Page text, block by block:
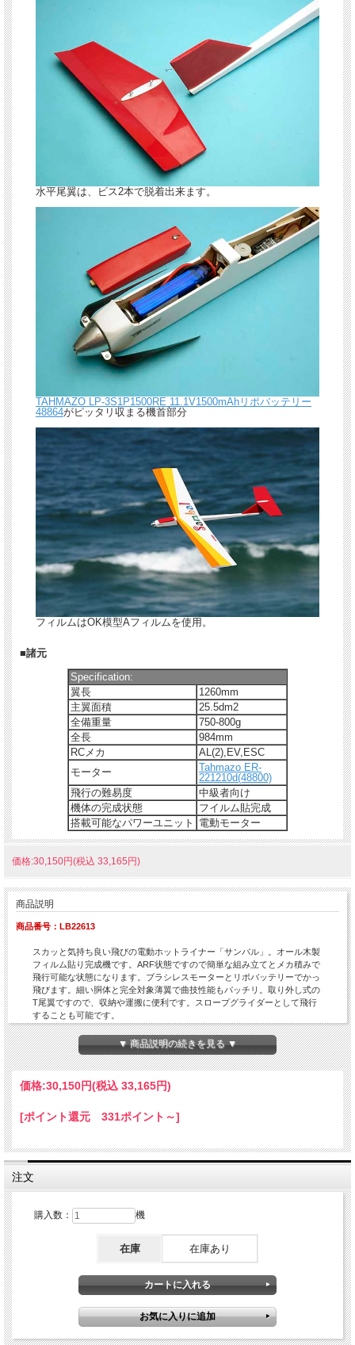
水平尾翼は、ビス2本で脱着出来ます。
TAHMAZO LP-3S1P1500RE 11.1V1500mAhリポバッテリー
48864がピッタリ収まる機首部分
フィルムはOK模型Aフィルムを使用。
■諸元
Specification:
翼長
1260mm
主翼面積
25.5dm2
全備重量
750-800g
全長
984mm
RCメカ
AL(2),EV,ESC
モーター
Tahmazo ER-
221210d(48800)
飛行の難易度
中級者向け
機体の完成状態
フイルム貼完成
搭載可能なパワーユニット
電動モーター
価格:30,150円(税込 33,165円)
商品説明
商品番号：LB22613
スカッと気持ち良い飛びの電動ホットライナー「サンバル」。オール木製
フィルム貼り完成機です。ARF状態ですので簡単な組み立てとメカ積みで
飛行可能な状態になります。ブラシレスモーターとリポバッテリーでかっ
飛びます。細い胴体と完全対象薄翼で曲技性能もバッチリ。取り外し式の
T尾翼ですので、収納や運搬に便利です。スロープグライダーとして飛行
することも可能です。
OK模型デザイン、OK模型設計、そして国内OK模型工場で一台ずつハンド
メイドされた純国産品です。その仕上がりと洗練された飛行性能をお楽し
み下さい。
▼ 商品説明の続きを見る ▼
価格:30,150円(税込 33,165円)
[ポイント還元 331ポイント～]
注文
購入数： 機
在庫 在庫あり